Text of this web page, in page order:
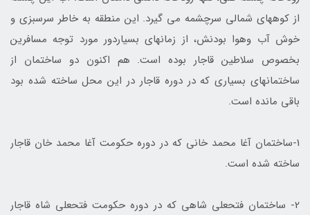
از کوههای شمالی سرچشمه می گیرد. این منطقه به خاطر سرسبزی و
خوش آب وهوا بودنش، از زمانهای بسیاردور مورد توجه مسافرین
بخصوص سلاطین قاجار بوده است. هم اکنون دو ساختمان از
ساختمانهای بسیاری که در دوره قاجار در این محل ساخته شده بود
باقی مانده است.
1-ساختمان آغا محمد خانی که در دوره حکومت آغا محمد خان قاجار
ساخته شده است.
2- ساختمان فتحعلی شاهی که در دوره حکومت فتحعلی شاه قاجار